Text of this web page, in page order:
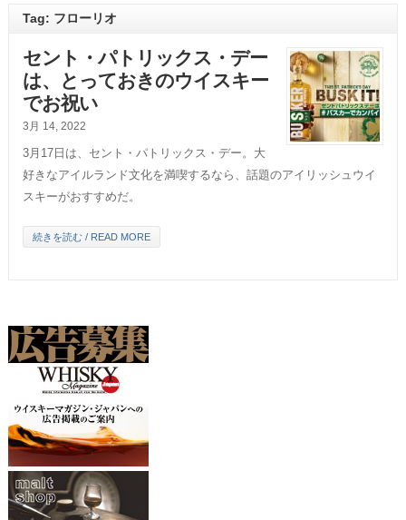
Tag: フローリオ
セント・パトリックス・デー
は、とっておきのウイスキー
でお祝い
3月 14, 2022
3月17日は、セント・パトリックス・デー。大
好きなアイルランド文化を満喫するなら、話題のアイリッシュウイ
スキーがおすすめだ。
続きを読む / READ MORE